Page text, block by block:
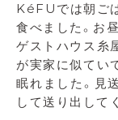
KéFUでは朝ご
食べました。お
ゲストハウス糸
が実家に似てい
眠れました。見
して送り出して